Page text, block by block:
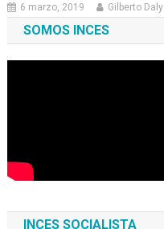
6 marzo, 2019 Gilberto Daly
SOMOS INCES
INCES SOCIALISTA